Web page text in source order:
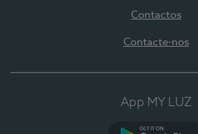
Contactos
Contacte-nos
App MY LUZ